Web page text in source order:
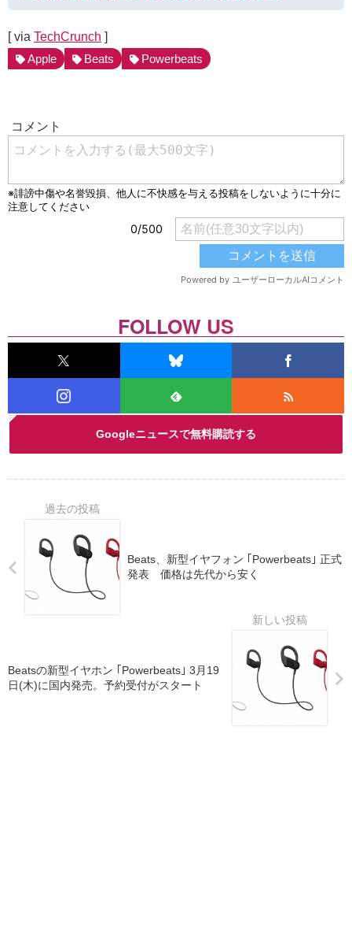
[ via TechCrunch ]
Apple
Beats Powerbeats
Googleニュースで無料購読する
FOLLOW US
Beats、新型イヤフォン ｢Powerbeats｣ 正式
発表 価格は先代から安く
Beatsの新型イヤホン ｢Powerbeats｣ 3月19
日(木)に国内発売。予約受付がスタート